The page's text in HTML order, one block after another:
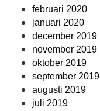
februari 2020
januari 2020
december 2019
november 2019
oktober 2019
september 2019
augusti 2019
juli 2019